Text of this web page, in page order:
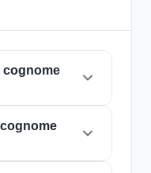
cognome
con il